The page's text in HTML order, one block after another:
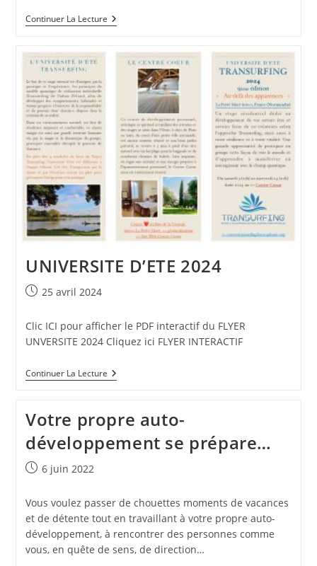
Continuer La LectureTRANSURFING
–
OCTOBRE
JANVIER
UNIVERSITE D’ETE 2024
Publication
25 avril 2024
Clic ICI pour afficher le PDF interactif du FLYER
UNVERSITE 2024 Cliquez ici FLYER INTERACTIF
Continuer La LectureUNIVERSITE
D’ETE
Votre propre auto-
développement se prépare…
Publication
6 juin 2022
Vous voulez passer de chouettes moments de vacances
et de détente tout en travaillant à votre propre auto-
développement, à rencontrer des personnes comme
vous, en quête de sens, de direction…